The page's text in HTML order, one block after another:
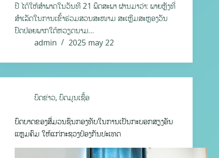
ປີ ໄດ້ໃຫ້ສຳພາດໃນວັນທີ 21 ພຶດສະພາ ຜ່ານມາວ່າ: ພາຍຫຼັງທີ່
ສຳເລັດໃນການເຂົ້າຮ່ວມສວນສະໜາມ ສະເຫຼີມສະຫຼອງວັນ
ປົດປ່ອຍພາກໃຕ້ຫວຽດນາມ…
admin
2025 may 22
ບົດຂ່າວ, ບົດມູນເຊື້ອ
ບົດບາດຂອງສື່ມວນຊົນກອງທັບໃນການເປັນກະບອກສຽງອັນ
ແຫຼມຄົມ ໃຫ້ແກ່ກະຊວງປ້ອງກັນປະເທດ